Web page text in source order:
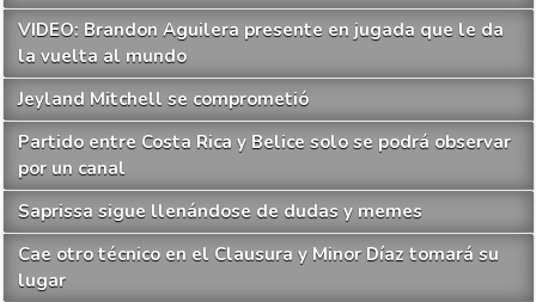
VIDEO: Brandon Aguilera presente en jugada que le da
la vuelta al mundo
Jeyland Mitchell se comprometió
Partido entre Costa Rica y Belice solo se podrá observar
por un canal
Saprissa sigue llenándose de dudas y memes
Cae otro técnico en el Clausura y Minor Díaz tomará su
lugar